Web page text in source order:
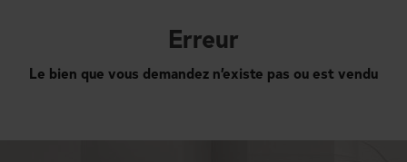
Erreur
Le bien que vous demandez n’existe pas ou est vendu